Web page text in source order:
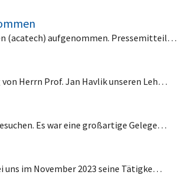
(acatech) aufgenommen. Pressemitteil…
Herrn Prof. Jan Havlik unseren Leh…
Es war eine großartige Gelege…
uns im November 2023 seine Tätigke…